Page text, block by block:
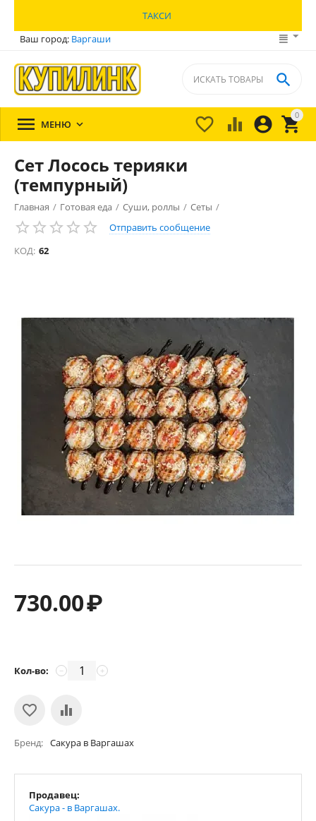
ТАКСИ
Ваш город: Варгаши
0


 

 МЕНЮ 
Сет Лосось терияки
(темпурный)
Главная / Готовая еда / Суши, роллы / Сеты /
Отправить сообщение
КОД: 62
730.00₽
Кол-во: +
−
Бренд Сакура в Варгашах
Продавец:
Сакура - в Варгашах.